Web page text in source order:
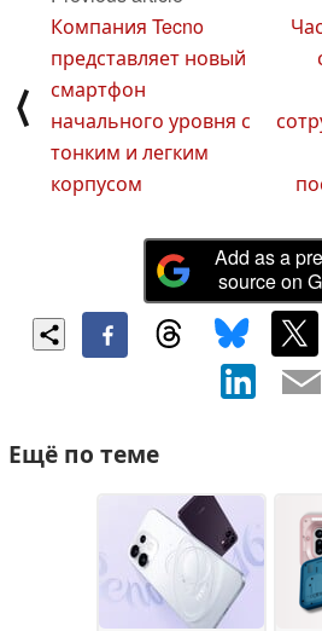
⟨
Компания Tecno
представляет новый
смартфон
начального уровня с
тонким и легким
корпусом
Add as a
source on
Ещё по теме